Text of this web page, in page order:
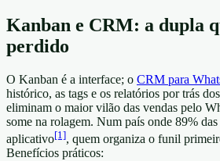
Kanban e CRM: a dupla
perdido
O Kanban é a interface; o CRM para
histórico, as tags e os relatórios por trás
eliminam o maior vilão das vendas pelo
some na rolagem. Num país onde 89%
aplicativo[1], quem organiza o funil
Benefícios práticos: